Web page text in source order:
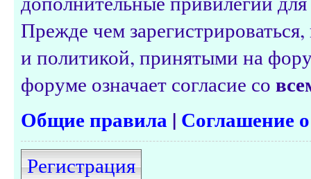
Прежде чем
и политикой, принятыми на
форуме означает согласие со
Общие правила | Соглашение
Регистрация